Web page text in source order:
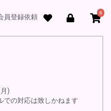
員登録依頼
0
)
の対応は致しかねます